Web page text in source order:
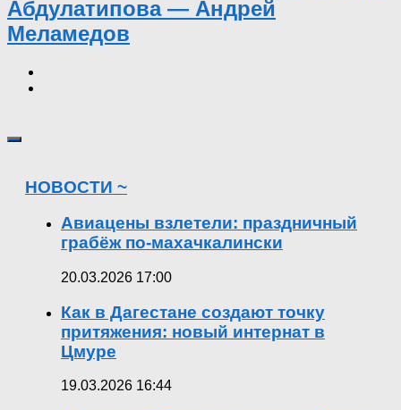
Абдулатипова — Андрей
Меламедов
НОВОСТИ ~
Авиацены взлетели: праздничный
грабёж по-махачкалински
20.03.2026 17:00
Как в Дагестане создают точку
притяжения: новый интернат в
Цмуре
19.03.2026 16:44